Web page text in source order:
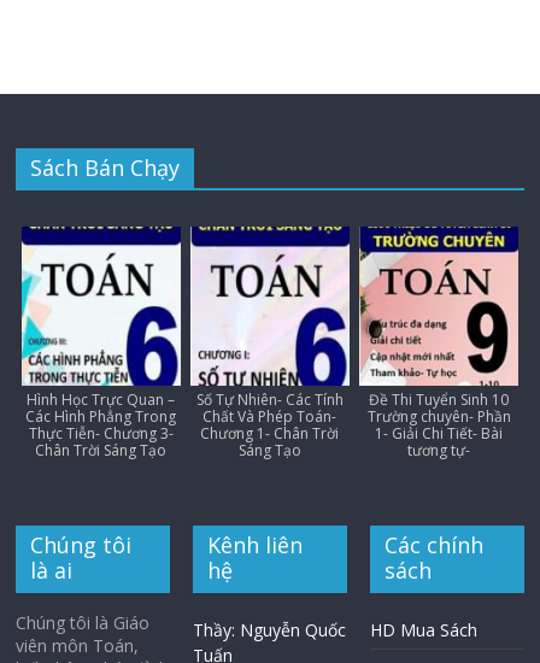
Sách Bán Chạy
Hình Học Trực Quan –
Các Hình Phẳng Trong
Thực Tiễn- Chương 3-
Chân Trời Sáng Tạo
Số Tự Nhiên- Các Tính
Chất Và Phép Toán-
Chương 1- Chân Trời
Sáng Tạo
Đề Thi Tuyển Sinh 10
Trường chuyên- Phần
1- Giải Chi Tiết- Bài
tương tự-
Chúng tôi
là ai
Chúng tôi là Giáo
viên môn Toán,
Kênh liên
hệ
Thầy: Nguyễn Quốc
Tuấn
Các chính
sách
HD Mua Sách